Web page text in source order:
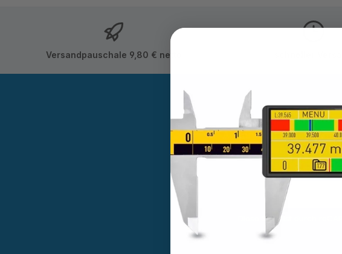
Versandpauschale 9,80 € netto
Abonnieren Sie jetzt
Sie werden stets
Mail-
Adresse
*
Diese Seite ist durch